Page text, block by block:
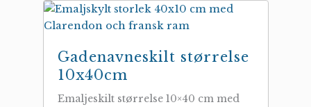
Gadenavneskilt størrelse
10x40cm
Emaljeskilt størrelse 10×40 cm med